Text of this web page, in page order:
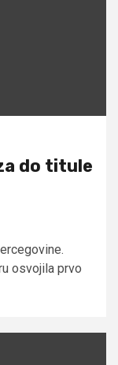
do titule
osvojila prvo